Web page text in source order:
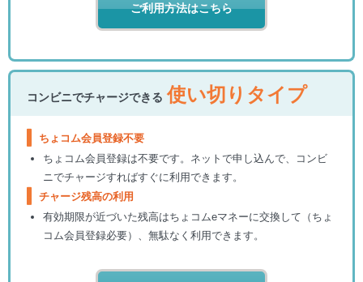
ご利用方法はこちら
コンビニでチャージできる 使い切りタイプ
ちょコム会員登録不要
ちょコム会員登録は不要です。ネットで申し込んで、コンビ
ニでチャージすればすぐに利用できます。
チャージ残高の利用
有効期限が近づいた残高はちょコムeマネーに交換して（ちょ
コム会員登録必要）、無駄なく利用できます。